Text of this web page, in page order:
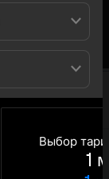
Выбор
1